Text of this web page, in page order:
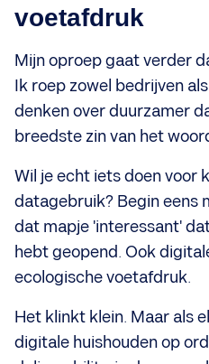
voetafdruk
Mijn oproep gaat verder
Ik roep zowel bedrijven
denken over duurzamer
breedste zin van het
Wil je echt iets doen voor
datagebruik? Begin eens
dat mapje 'interessant'
hebt geopend. Ook
ecologische voetafdruk.
Het klinkt klein. Maar als
digitale huishouden op